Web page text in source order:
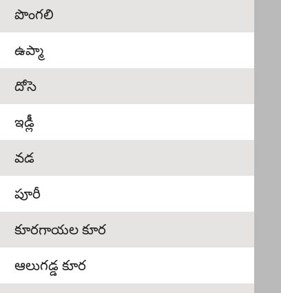
పొంగలి
ఉప్మా
దోసె
ఇడ్లీ
వడ
పూరీ
కూరగాయల కూర
ఆలుగడ్డ కూర